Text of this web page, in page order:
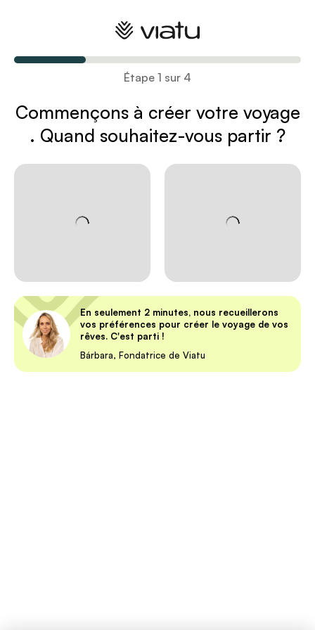
Étape 1 sur 4
Commençons à créer votre voyage
. Quand souhaitez-vous partir ?
En seulement 2 minutes, nous recueillerons
vos préférences pour créer le voyage de vos
rêves. C'est parti !
Bárbara, Fondatrice de Viatu